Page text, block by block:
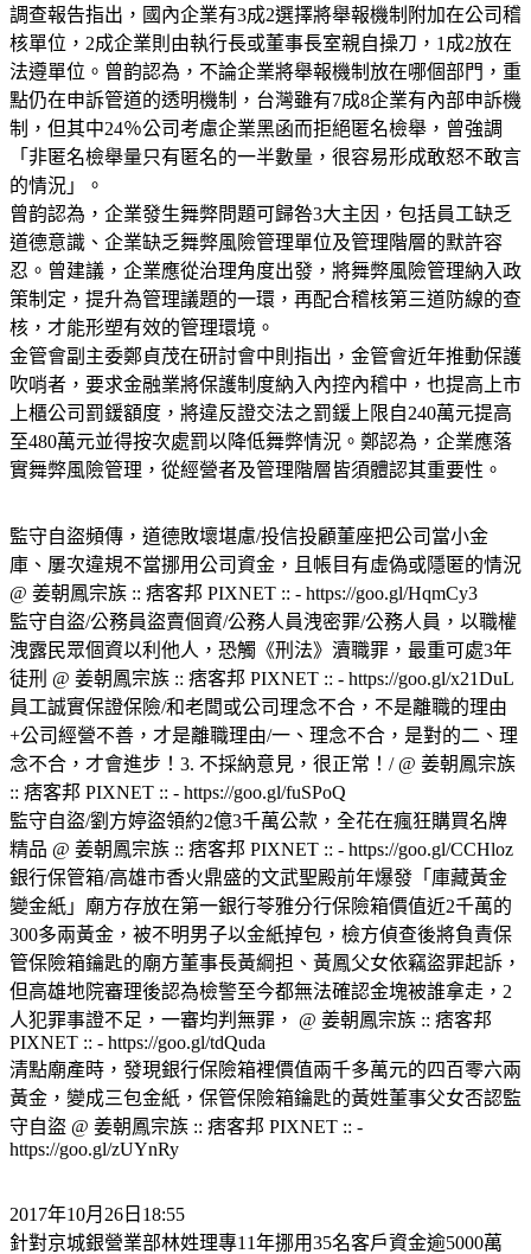
調查報告指出，國內企業有3成2選擇將舉報機制附加在公司稽
核單位，2成企業則由執行長或董事長室親自操刀，1成2放在
法遵單位。曾韵認為，不論企業將舉報機制放在哪個部門，重
點仍在申訴管道的透明機制，台灣雖有7成8企業有內部申訴機
制，但其中24％公司考慮企業黑函而拒絕匿名檢舉，曾強調
「非匿名檢舉量只有匿名的一半數量，很容易形成敢怒不敢言
的情況」。
曾韵認為，企業發生舞弊問題可歸咎3大主因，包括員工缺乏
道德意識、企業缺乏舞弊風險管理單位及管理階層的默許容
忍。曾建議，企業應從治理角度出發，將舞弊風險管理納入政
策制定，提升為管理議題的一環，再配合稽核第三道防線的查
核，才能形塑有效的管理環境。
金管會副主委鄭貞茂在研討會中則指出，金管會近年推動保護
吹哨者，要求金融業將保護制度納入內控內稽中，也提高上市
上櫃公司罰鍰額度，將違反證交法之罰鍰上限自240萬元提高
至480萬元並得按次處罰以降低舞弊情況。鄭認為，企業應落
實舞弊風險管理，從經營者及管理階層皆須體認其重要性。
監守自盜頻傳，道德敗壞堪慮/投信投顧董座把公司當小金
庫、屢次違規不當挪用公司資金，且帳目有虛偽或隱匿的情況
@ 姜朝鳳宗族 :: 痞客邦 PIXNET :: - https://goo.gl/HqmCy3
監守自盜/公務員盜賣個資/公務人員洩密罪/公務人員，以職權
洩露民眾個資以利他人，恐觸《刑法》瀆職罪，最重可處3年
徒刑 @ 姜朝鳳宗族 :: 痞客邦 PIXNET :: - https://goo.gl/x21DuL
員工誠實保證保險/和老闆或公司理念不合，不是離職的理由
+公司經營不善，才是離職理由/一、理念不合，是對的二、理
念不合，才會進步！3. 不採納意見，很正常！/ @ 姜朝鳳宗族
:: 痞客邦 PIXNET :: - https://goo.gl/fuSPoQ
監守自盜/劉方婷盜領約2億3千萬公款，全花在瘋狂購買名牌
精品 @ 姜朝鳳宗族 :: 痞客邦 PIXNET :: - https://goo.gl/CCHloz
銀行保管箱/高雄市香火鼎盛的文武聖殿前年爆發「庫藏黃金
變金紙」廟方存放在第一銀行苓雅分行保險箱價值近2千萬的
300多兩黃金，被不明男子以金紙掉包，檢方偵查後將負責保
管保險箱鑰匙的廟方董事長黃綱担、黃鳳父女依竊盜罪起訴，
但高雄地院審理後認為檢警至今都無法確認金塊被誰拿走，2
人犯罪事證不足，一審均判無罪， @ 姜朝鳳宗族 :: 痞客邦
PIXNET :: - https://goo.gl/tdQuda
清點廟產時，發現銀行保險箱裡價值兩千多萬元的四百零六兩
黃金，變成三包金紙，保管保險箱鑰匙的黃姓董事父女否認監
守自盜 @ 姜朝鳳宗族 :: 痞客邦 PIXNET :: -
https://goo.gl/zUYnRy
2017年10月26日18:55
針對京城銀營業部林姓理專11年挪用35名客戶資金逾5000萬